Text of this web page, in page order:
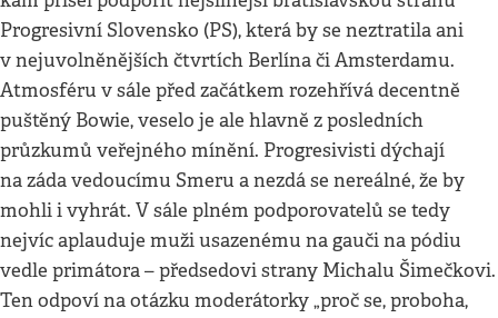
Progresivní Slovensko (PS), která by se neztratila ani
v nejuvolněnějších čtvrtích Berlína či Amsterdamu.
Atmosféru v sále před začátkem rozehřívá decentně
puštěný Bowie, veselo je ale hlavně z posledních
průzkumů veřejného mínění. Progresivisti dýchají
na záda vedoucímu Smeru a nezdá se nereálné, že by
mohli i vyhrát. V sále plném podporovatelů se tedy
nejvíc aplauduje muži usazenému na gauči na pódiu
vedle primátora – předsedovi strany Michalu Šimečkovi.
Ten odpoví na otázku moderátorky „proč se, proboha,